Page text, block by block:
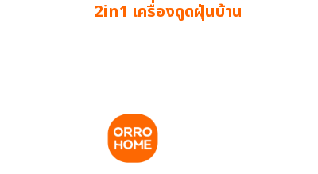
2in1 เครื่องดูดฝุ่นบ้าน